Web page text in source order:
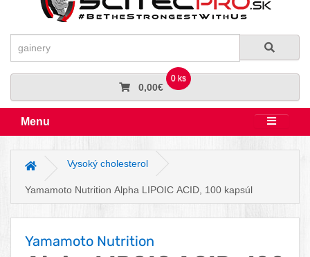
0 ks
0,00€
Menu
Hlavná stránka
Vysoký cholesterol
Yamamoto Nutrition Alpha LIPOIC ACID, 100 kapsúl
Yamamoto Nutrition